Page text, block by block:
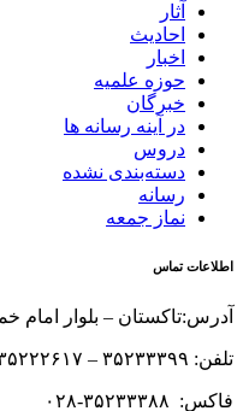
آثار
احادیث
اخبار
حوزه علمیه
خبرگان
در آینه رسانه ها
دروس
دسته‌بندی نشده
رسانه
نماز جمعه
اطلاعات تماس
آدرس:تاکستان – بلوار امام
تلفن: ۳۵۲۳۳۳۹۹ – ۳۵۲۲۲۶۱۷ -۰۲۸
فاکس: ۳۵۲۳۳۳۸۸-۰۲۸